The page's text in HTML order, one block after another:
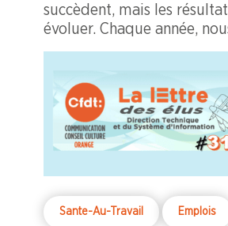
succèdent, mais les
évoluer. Chaque année,
que peu de progrès sont
La réalité est là : derrière
qui stagnent, se cachent
personnelles, des
mériteraient toute notre
Sante-Au-Travail Emplois